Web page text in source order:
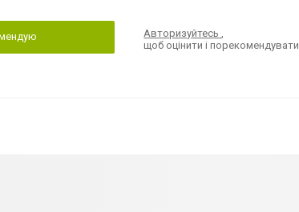
Авторизуйтесь,
щоб оцінити і порекомендувати